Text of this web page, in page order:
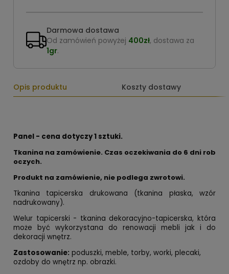
Darmowa dostawa
Od zamówień powyżej 400zł, dostawa za
1gr.
Opis produktu Koszty dostawy
Panel - cena dotyczy 1 sztuki.
Tkanina na zamówienie. Czas oczekiwania do 6 dni rob
oczych.
Produkt na zamówienie, nie podlega zwrotowi.
Tkanina tapicerska drukowana (tkanina płaska, wzór
nadrukowany).
Welur tapicerski - tkanina dekoracyjno-tapicerska, która
może być wykorzystana do renowacji mebli jak i do
dekoracji wnętrz.
Zastosowanie: poduszki, meble, torby, worki, plecaki,
ozdoby do wnętrz np. obrazki.